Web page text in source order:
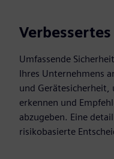
Umfassende
Ihres Unternehmens
und Gerätesicherheit,
erkennen und
abzugeben. Eine
risikobasierte